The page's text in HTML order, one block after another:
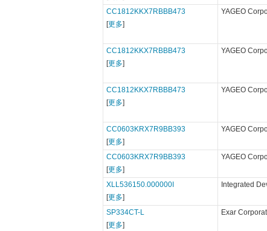
CC1812KKX7RBBB473
[更多]
YAGEO
CC1812KKX7RBBB473
[更多]
YAGEO
CC1812KKX7RBBB473
[更多]
YAGEO
CC0603KRX7R9BB393
[更多]
YAGEO
CC0603KRX7R9BB393
[更多]
YAGEO
XLL536150.000000I
[更多]
Integrated
SP334CT-L
[更多]
Exar